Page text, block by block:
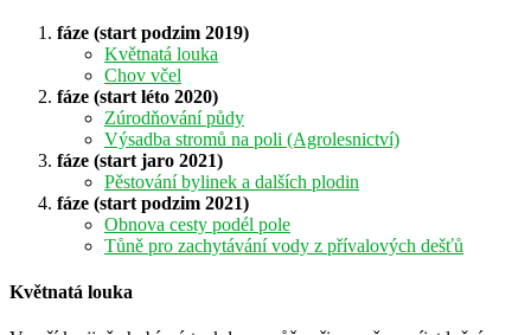
fáze (start podzim 2019)
Květnatá louka
Chov včel
fáze (start léto 2020)
Zúrodňování půdy
Výsadba stromů na poli (Agrolesnictví)
fáze (start jaro 2021)
Pěstování bylinek a dalších plodin
fáze (start podzim 2021)
Obnova cesty podél pole
Tůně pro zachytávání vody z přívalových dešťů
Květnatá louka